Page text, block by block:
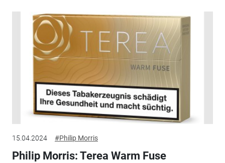
15.04.2024 #Philip Morris
Philip Morris: Terea Warm Fuse